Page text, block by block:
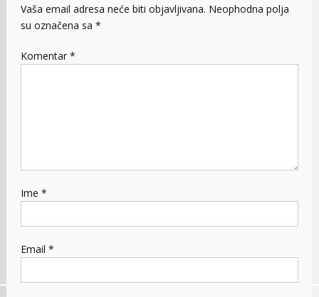
Vaša email adresa neće biti objavljivana. Neophodna polja
su označena sa *
Komentar *
Ime *
Email *